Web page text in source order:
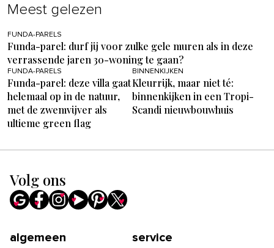
Meest gelezen
FUNDA-PARELS
Funda-parel: durf jij voor zulke gele muren als in deze
verrassende jaren 30-woning te gaan?
FUNDA-PARELS
Funda-parel: deze villa gaat
helemaal op in de natuur,
met de zwemvijver als
ultieme green flag
BINNENKIJKEN
Kleurrijk, maar niet té:
binnenkijken in een Tropi-
Scandi nieuwbouwhuis
Volg ons
algemeen
service